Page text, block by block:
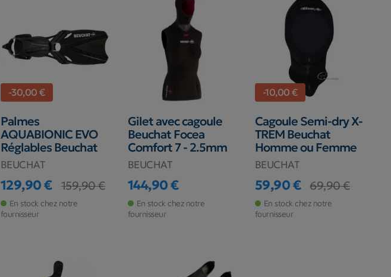
-30,00 €
Palmes
AQUABIONIC EVO
Réglables Beuchat
BEUCHAT
Prix
129,90 €
Prix de base
159,90 €
En stock chez notre
fournisseur
Gilet avec cagoule
Beuchat Focea
Comfort 7 - 2.5mm
BEUCHAT
Prix
144,90 €
En stock chez notre
fournisseur
-10,00 €
Cagoule Semi-dry X-
TREM Beuchat
Homme ou Femme
BEUCHAT
Prix
59,90 €
Prix de base
69,90 €
En stock chez notre
fournisseur